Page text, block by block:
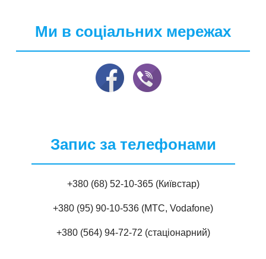
Ми в соціальних мережах
Запис за телефонами
+380 (68) 52-10-365 (Київстар)
+380 (95) 90-10-536 (МТС, Vodafone)
+380 (564) 94-72-72 (стаціонарний)